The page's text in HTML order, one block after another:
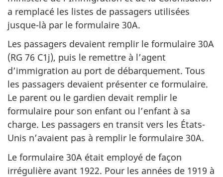
a remplacé les listes de passagers utilisées
jusque-là par le formulaire 30A.
Les passagers devaient remplir le formulaire 30A
(RG 76 C1j), puis le remettre à l’agent
d’immigration au port de débarquement. Tous
les passagers devaient présenter ce formulaire.
Le parent ou le gardien devait remplir le
formulaire pour son enfant ou l’enfant à sa
charge. Les passagers en transit vers les États-
Unis n’avaient pas à remplir le formulaire 30A.
Le formulaire 30A était employé de façon
irrégulière avant 1922. Pour les années de 1919 à